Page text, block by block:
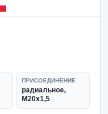
ПРИСОЕДИНЕНИЕ
радиальное,
M20x1,5